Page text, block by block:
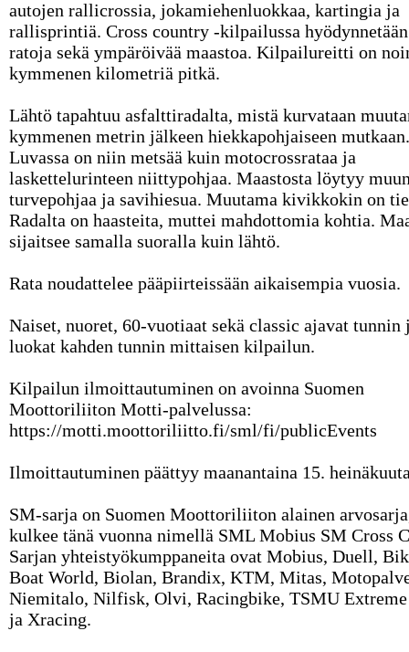
autojen rallicrossia, jokamiehenluokkaa, kartingia ja
rallisprintiä. Cross country -kilpailussa
ratoja sekä ympäröivää maastoa. Kilpailureitti on
kymmenen kilometriä pitkä.
Lähtö tapahtuu asfalttiradalta, mistä kurvataan
kymmenen metrin jälkeen hiekkapohjaiseen mutkaan.
Luvassa on niin metsää kuin motocrossrataa ja
laskettelurinteen niittypohjaa. Maastosta löytyy
turvepohjaa ja savihiesua. Muutama kivikkokin on
Radalta on haasteita, muttei mahdottomia kohtia.
sijaitsee samalla suoralla kuin lähtö.
Rata noudattelee pääpiirteissään aikaisempia vuosia.
Naiset, nuoret, 60-vuotiaat sekä classic ajavat tunnin
luokat kahden tunnin mittaisen kilpailun.
Kilpailun ilmoittautuminen on avoinna Suomen
Moottoriliiton Motti-palvelussa:
https://motti.moottoriliitto.fi/sml/fi/publicEvents
Ilmoittautuminen päättyy maanantaina 15.
SM-sarja on Suomen Moottoriliiton alainen
kulkee tänä vuonna nimellä SML Mobius SM Cross
Sarjan yhteistyökumppaneita ovat Mobius, Duell,
Boat World, Biolan, Brandix, KTM, Mitas,
Niemitalo, Nilfisk, Olvi, Racingbike, TSMU Extreme
ja Xracing.